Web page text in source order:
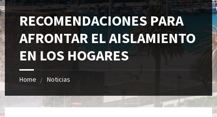
RECOMENDACIONES PARA
AFRONTAR EL AISLAMIENTO
EN LOS HOGARES
Home Noticias